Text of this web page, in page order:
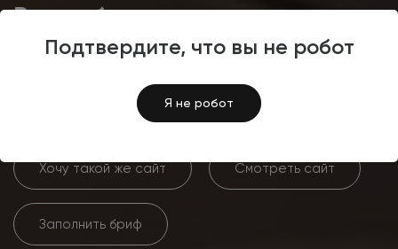
Подтвердите, что вы не робот
Я не робот
Разработка корпоративного
сайта транспортной
компании «ЕманТрансАвто»
Хочу такой же сайт Смотреть сайт
Заполнить бриф